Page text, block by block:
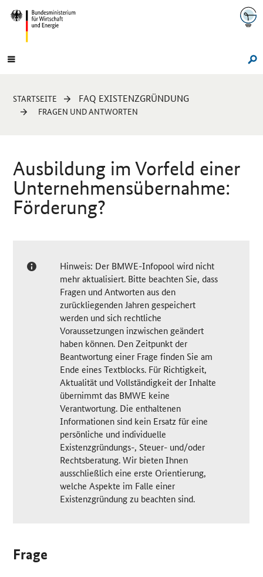
Navigation
Hauptmenü
Sie
sind
STARTSEITE FAQ EXISTENZGRÜNDUNG
FRAGEN UND ANTWORTEN
Ausbildung im Vorfeld einer
Unternehmensübernahme:
Förderung?
Hinweis: Der BMWE-Infopool wird nicht
mehr aktualisiert. Bitte beachten Sie, dass
Fragen und Antworten aus den
zurückliegenden Jahren gespeichert
werden und sich rechtliche
Voraussetzungen inzwischen geändert
haben können. Den Zeitpunkt der
Beantwortung einer Frage finden Sie am
Ende eines Textblocks. Für Richtigkeit,
Aktualität und Vollständigkeit der Inhalte
übernimmt das BMWE keine
Verantwortung. Die enthaltenen
Informationen sind kein Ersatz für eine
persönliche und individuelle
Existenzgründungs-, Steuer- und/oder
Rechtsberatung. Wir bieten Ihnen
ausschließlich eine erste Orientierung,
welche Aspekte im Falle einer
Existenzgründung zu beachten sind.
Frage